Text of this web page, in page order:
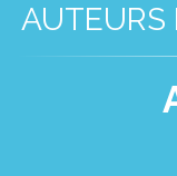
AUTEURS